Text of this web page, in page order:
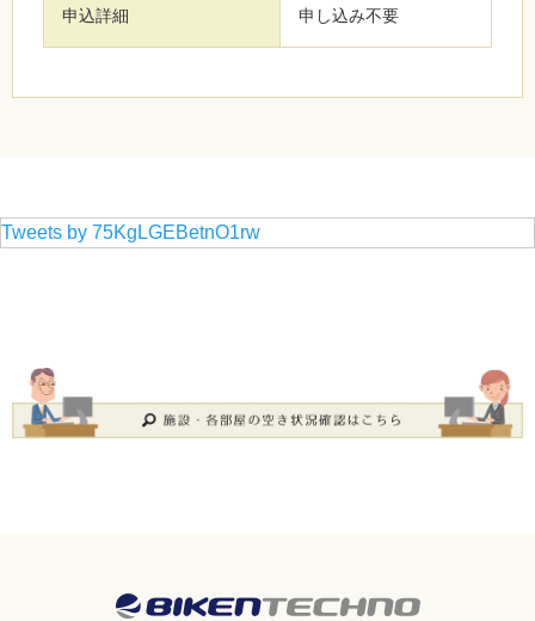
申込詳細 申し込み不要
Tweets by 75KgLGEBetnO1rw